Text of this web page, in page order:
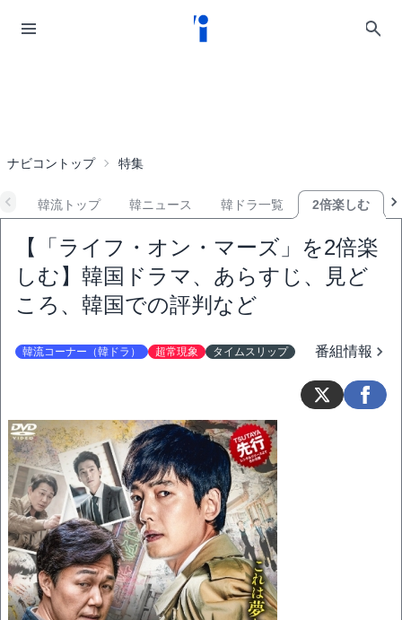
ナビコントップ 特集
韓流トップ 韓ニュース 韓ドラ一覧 2倍楽しむ
【「ライフ・オン・マーズ」を2倍楽
しむ】韓国ドラマ、あらすじ、見ど
ころ、韓国での評判など
韓流コーナー（韓ドラ） 超常現象 タイムスリップ 番組情報